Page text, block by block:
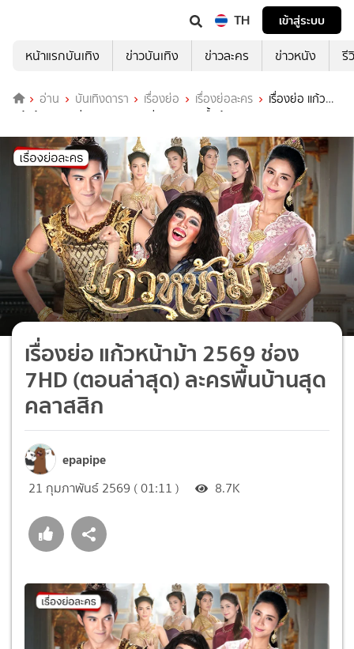
TH
เข้าสู่ระบบ
หน้าแรกบันเทิง
ข่าวบันเทิง ข่าวละคร ข่าวหนัง รี
อ่าน บันเทิงดารา เรื่องย่อ เรื่องย่อละคร
เรื่องย่อ แก้ว
หน้าม้า 2569 ช่อง 7HD (ตอนล่าสุด) ละครพื้นบ้านสุดคลาสสิก
เรื่องย่อ แก้วหน้าม้า 2569 ช่อง
7HD (ตอนล่าสุด) ละครพื้นบ้านสุด
คลาสสิก
epapipe
21 กุมภาพันธ์ 2569 ( 01:11 ) 8.7K